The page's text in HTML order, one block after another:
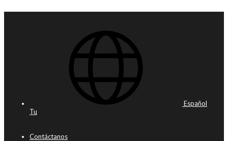
Español
Tu
Contáctanos